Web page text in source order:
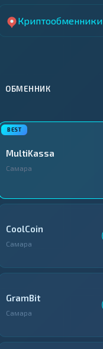
ОБМЕННИК
MultiKassa
Самара
CoolCoin
Самара
GramBit
Самара